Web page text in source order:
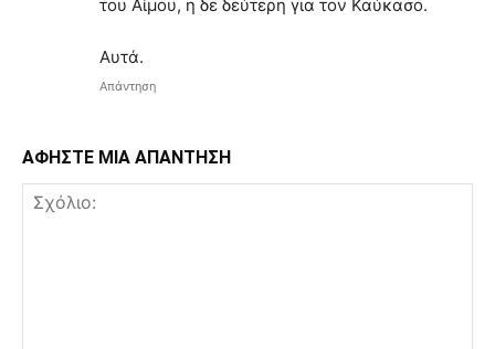
του Αίμου, η δε δεύτερη για τον Καύκασο.
Αυτά.
Απάντηση
ΑΦΗΣΤΕ ΜΙΑ ΑΠΑΝΤΗΣΗ